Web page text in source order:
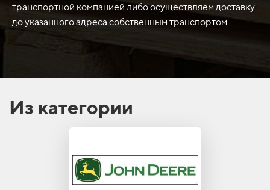
транспортной компанией либо осуществляем доставку
до указанного адреса собственным транспортом.
Из категории